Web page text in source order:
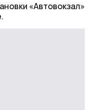
«Автовокзал»